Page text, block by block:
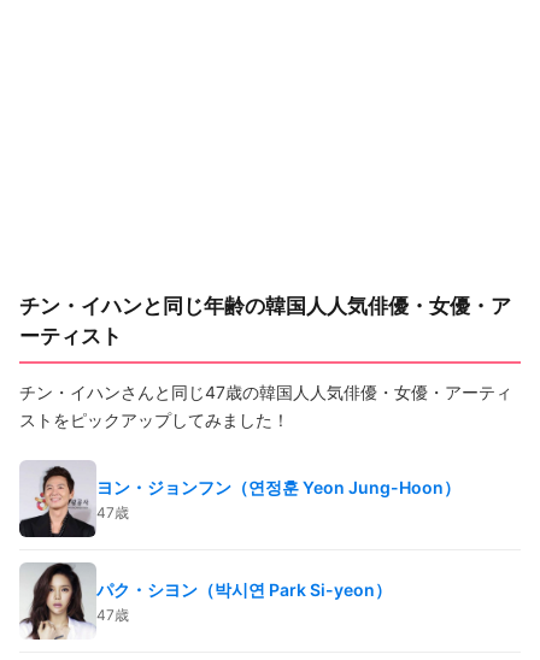
チン・イハンと同じ年齢の韓国人人気俳優・女優・ア
ーティスト
チン・イハンさんと同じ47歳の韓国人人気俳優・女優・アーティ
ストをピックアップしてみました！
ヨン・ジョンフン（연정훈 Yeon Jung-Hoon）
47歳
パク・シヨン（박시연 Park Si-yeon）
47歳